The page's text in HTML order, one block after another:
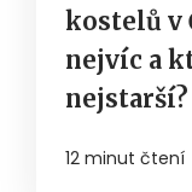
kostelů v
nejvíc a
nejstarší?
12 minut čtení